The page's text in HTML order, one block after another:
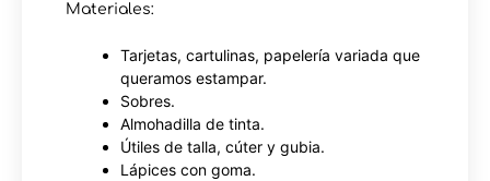
Materiales:
Tarjetas, cartulinas, papelería variada que
queramos estampar.
Sobres.
Almohadilla de tinta.
Útiles de talla, cúter y gubia.
Lápices con goma.